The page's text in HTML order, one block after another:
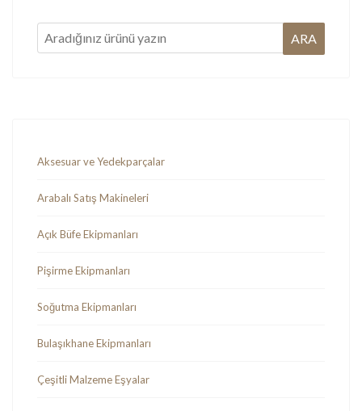
Aksesuar ve Yedekparçalar
Arabalı Satış Makineleri
Açık Büfe Ekipmanları
Pişirme Ekipmanları
Soğutma Ekipmanları
Bulaşıkhane Ekipmanları
Çeşitli Malzeme Eşyalar